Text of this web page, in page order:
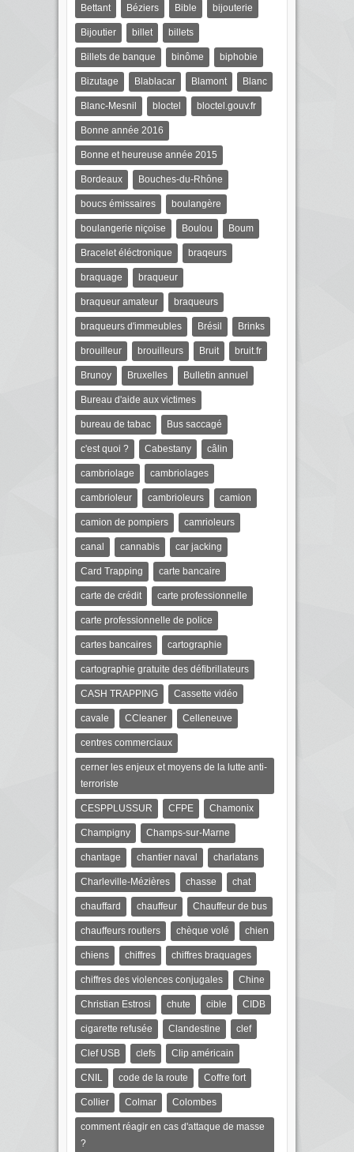
Bettant Béziers Bible bijouterie
Bijoutier billet billets
Billets de banque binôme biphobie
Bizutage Blablacar Blamont Blanc
Blanc-Mesnil bloctel bloctel.gouv.fr
Bonne année 2016
Bonne et heureuse année 2015
Bordeaux Bouches-du-Rhône
boucs émissaires boulangère
boulangerie niçoise Boulou Boum
Bracelet éléctronique braqeurs
braquage braqueur
braqueur amateur braqueurs
braqueurs d'immeubles Brésil Brinks
brouilleur brouilleurs Bruit bruit.fr
Brunoy Bruxelles Bulletin annuel
Bureau d'aide aux victimes
bureau de tabac Bus saccagé
c'est quoi ? Cabestany câlin
cambriolage cambriolages
cambrioleur cambrioleurs camion
camion de pompiers camrioleurs
canal cannabis car jacking
Card Trapping carte bancaire
carte de crédit carte professionnelle
carte professionnelle de police
cartes bancaires cartographie
cartographie gratuite des défibrillateurs
CASH TRAPPING Cassette vidéo
cavale CCleaner Celleneuve
centres commerciaux
cerner les enjeux et moyens de la lutte anti-
terroriste
CESPPLUSSUR CFPE Chamonix
Champigny Champs-sur-Marne
chantage chantier naval charlatans
Charleville-Mézières chasse chat
chauffard chauffeur Chauffeur de bus
chauffeurs routiers chèque volé chien
chiens chiffres chiffres braquages
chiffres des violences conjugales Chine
Christian Estrosi chute cible CIDB
cigarette refusée Clandestine clef
Clef USB clefs Clip américain
CNIL code de la route Coffre fort
Collier Colmar Colombes
comment réagir en cas d'attaque de masse
?